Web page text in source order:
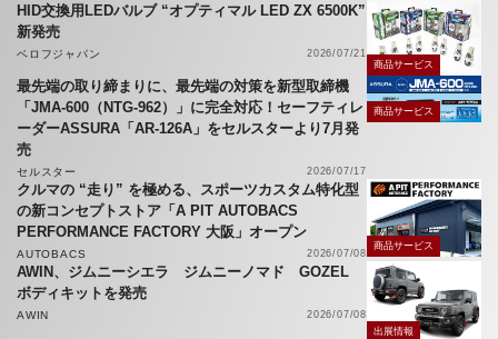
HID交換用LEDバルブ “オプティマル LED ZX 6500K”
新発売
ベロフジャパン
2026/07/21
商品サービス
最先端の取り締まりに、最先端の対策を新型取締機
「JMA-600（NTG-962）」に完全対応！セーフティレ
ーダーASSURA「AR-126A」をセルスターより7月発
売
セルスター 2026/07/17
商品サービス
クルマの “走り” を極める、スポーツカスタム特化型
の新コンセプトストア「A PIT AUTOBACS
PERFORMANCE FACTORY 大阪」オープン
AUTOBACS 2026/07/08
商品サービス
AWIN、ジムニーシエラ ジムニーノマド GOZEL
ボディキットを発売
AWIN
2026/07/08
出展情報